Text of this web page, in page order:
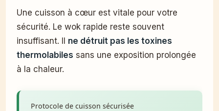
Une cuisson à cœur est vitale pour votre
sécurité. Le wok rapide reste souvent
insuffisant. Il ne détruit pas les toxines
thermolabiles sans une exposition prolongée
à la chaleur.
Protocole de cuisson sécurisée